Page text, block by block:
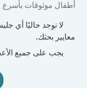
أطفال موثوقات بأسرع
معايير بحثك.
يجب على جميع